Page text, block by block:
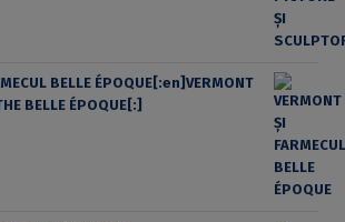
BELLE ÉPOQUE[:en]VERMONT
BELLE ÉPOQUE[:]